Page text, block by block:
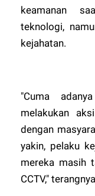
keamanan
teknologi,
kejahatan.
"Cuma
melakukan
dengan
yakin, pelaku
mereka masih
CCTV,"